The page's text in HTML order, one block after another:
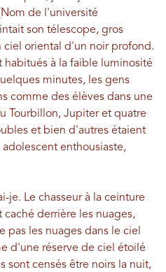
de l'université
son télescope, gros
ciel oriental d'un noir profond.
habitués à la faible luminosité
minutes, les gens
comme des élèves dans une
Tourbillon, Jupiter et quatre
et bien d'autres étaient
enthousiaste,
je. Le chasseur à la ceinture
derrière les nuages,
pas les nuages ​​dans le ciel
d'une réserve de ciel étoilé
​​sont censés être noirs la nuit,